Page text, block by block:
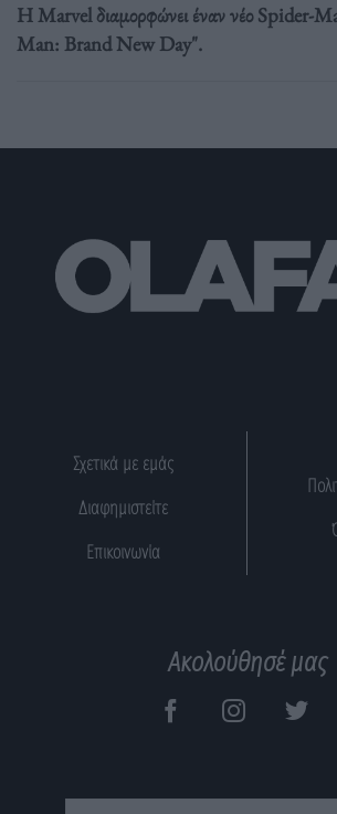
Η Marvel διαμορφώνει έναν νέο Spider-
Man: Brand New Day".
Σχετικά με εμάς
Διαφημιστείτε
Επικοινωνία
Ακολούθησέ μας